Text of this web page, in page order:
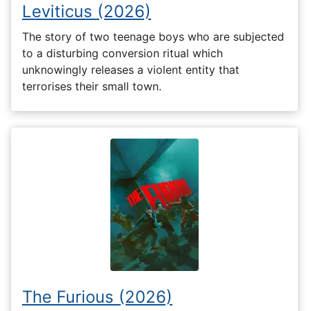
Leviticus (2026)
The story of two teenage boys who are subjected
to a disturbing conversion ritual which
unknowingly releases a violent entity that
terrorises their small town.
The Furious (2026)